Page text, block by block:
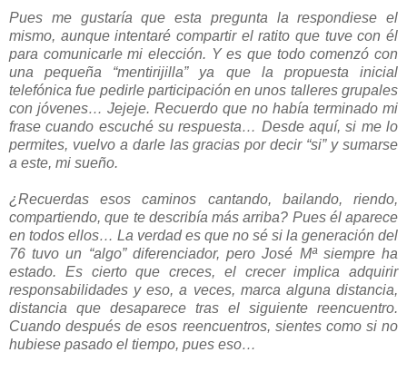
Pues me gustaría que esta pregunta la respondiese el
mismo, aunque intentaré compartir el ratito que tuve con él
para comunicarle mi elección. Y es que todo comenzó con
una pequeña “mentirijilla” ya que la propuesta inicial
telefónica fue pedirle participación en unos talleres grupales
con jóvenes… Jejeje. Recuerdo que no había terminado mi
frase cuando escuché su respuesta… Desde aquí, si me lo
permites, vuelvo a darle las gracias por decir “si” y sumarse
a este, mi sueño.
¿Recuerdas esos caminos cantando, bailando, riendo,
compartiendo, que te describía más arriba? Pues él aparece
en todos ellos… La verdad es que no sé si la generación del
76 tuvo un “algo” diferenciador, pero José Mª siempre ha
estado. Es cierto que creces, el crecer implica adquirir
responsabilidades y eso, a veces, marca alguna distancia,
distancia que desaparece tras el siguiente reencuentro.
Cuando después de esos reencuentros, sientes como si no
hubiese pasado el tiempo, pues eso…